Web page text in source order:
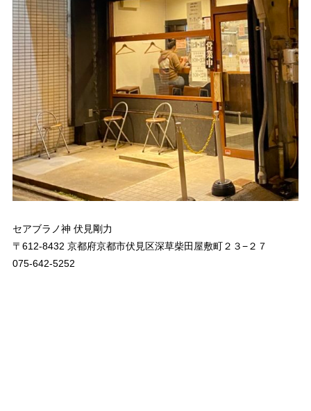
セアブラノ神 伏見剛力
〒612-8432 京都府京都市伏見区深草柴田屋敷町２３−２７
075-642-5252